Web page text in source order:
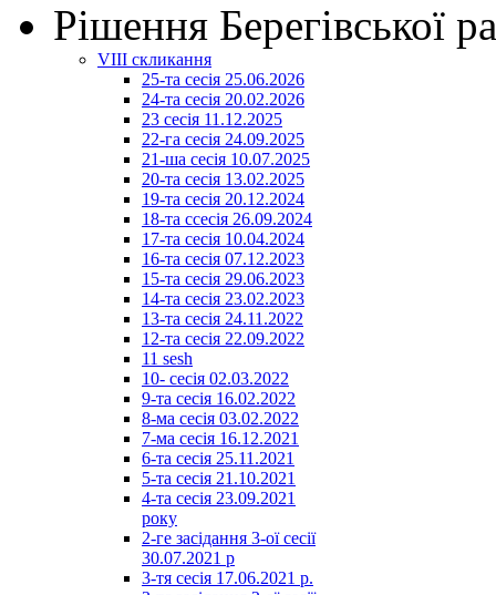
Рішення Берегівської
VIII скликання
25-та сесія 25.06.2026
24-та сесія 20.02.2026
23 сесія 11.12.2025
22-га сесія 24.09.2025
21-ша сесія 10.07.2025
20-та сесія 13.02.2025
19-та сесія 20.12.2024
18-та ссесія 26.09.2024
17-та сесія 10.04.2024
16-та сесія 07.12.2023
15-та сесія 29.06.2023
14-та сесія 23.02.2023
13-та сесія 24.11.2022
12-та сесія 22.09.2022
11 sesh
10- сесія 02.03.2022
9-та сесія 16.02.2022
8-ма сесія 03.02.2022
7-ма сесія 16.12.2021
6-та сесія 25.11.2021
5-та сесія 21.10.2021
4-та сесія 23.09.2021
року
2-ге засідання 3-ої сесії
30.07.2021 р
3-тя сесія 17.06.2021 р.